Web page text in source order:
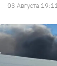
03 Августа